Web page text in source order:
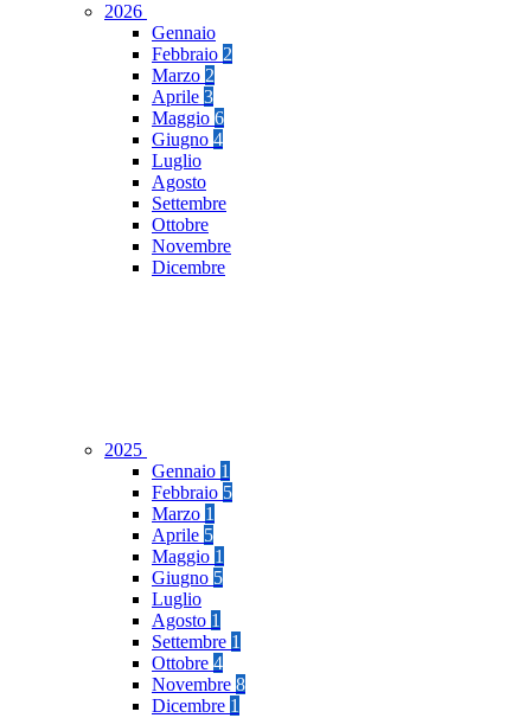
2026
Gennaio
Febbraio 2
Marzo 2
Aprile 3
Maggio 6
Giugno 4
Luglio
Agosto
Settembre
Ottobre
Novembre
Dicembre
2025
Gennaio 1
Febbraio 5
Marzo 1
Aprile 5
Maggio 1
Giugno 5
Luglio
Agosto 1
Settembre 1
Ottobre 4
Novembre 8
Dicembre 1